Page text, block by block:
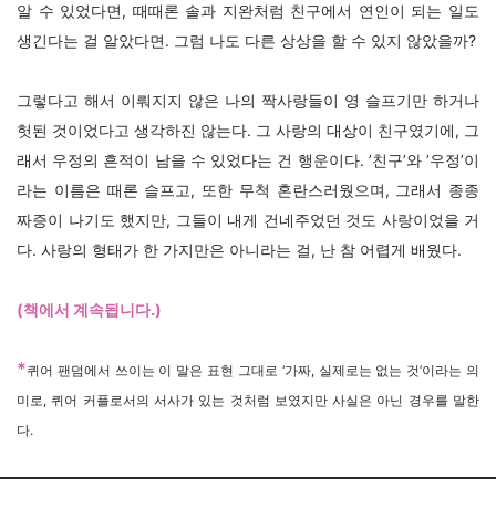
알 수 있었다면, 때때론 솔과 지완처럼 친구에서 연인이 되는 일도
생긴다는 걸 알았다면. 그럼 나도 다른 상상을 할 수 있지 않았을까?
그렇다고 해서 이뤄지지 않은 나의 짝사랑들이 영 슬프기만 하거나
헛된 것이었다고 생각하진 않는다. 그 사랑의 대상이 친구였기에, 그
래서 우정의 흔적이 남을 수 있었다는 건 행운이다. ’친구’와’우정’이
라는 이름은 때론 슬프고, 또한 무척 혼란스러웠으며, 그래서 종종
짜증이 나기도 했지만, 그들이 내게 건네주었던 것도 사랑이었을 거
다. 사랑의 형태가 한 가지만은 아니라는 걸, 난 참 어렵게 배웠다.
(책에서 계속됩니다.)
*퀴어 팬덤에서 쓰이는 이 말은 표현 그대로 ‘가짜, 실제로는 없는 것’이라는 의
미로, 퀴어 커플로서의 서사가 있는 것처럼 보였지만 사실은 아닌 경우를 말한
다.